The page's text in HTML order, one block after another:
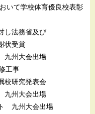
いて学校体育優良校表彰
法務省及び
状受賞
州大会出場
工事
研究発表会
州大会出場
九州大会出場